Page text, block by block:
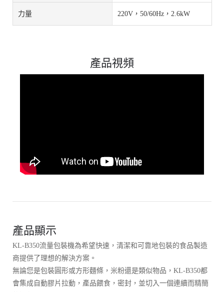
力量 220V，50/60Hz，2.6kW
產品視頻
產品顯示
KL-B350流量包裝機為希望快速，清潔和可靠地包裝的食品製造
商提供了理想的解決方案。
無論您是包裝圓形或方形麵條，米粉還是類似物品，KL-B350都
會集成自動膠片拉動，產品餵食，密封，並切入一個連續而精簡